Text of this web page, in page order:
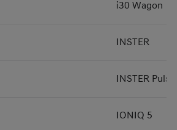
i30 Wagon
INSTER
INSTER
IONIQ 5